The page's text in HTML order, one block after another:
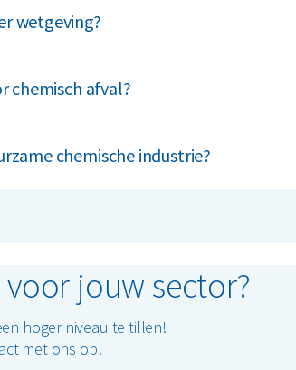
wetgeving?
chemisch afval?
chemische industrie?
jouw sector?
hoger niveau te tillen!
met ons op!